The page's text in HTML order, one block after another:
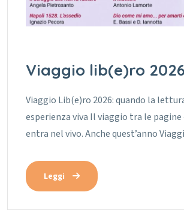
Viaggio lib(e)ro 2026
Viaggio Lib(e)ro 2026: quando la
esperienza viva Il viaggio tra le
entra nel vivo. Anche quest’anno
Leggi